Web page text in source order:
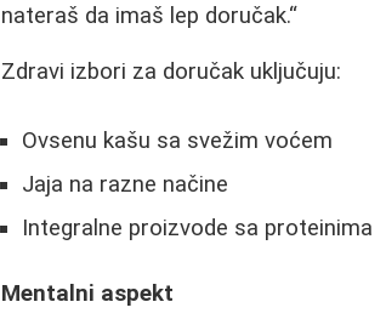
nateraš da imaš lep doručak.
Zdravi izbori za doručak uključuju:
Ovsenu kašu sa svežim voćem
Jaja na razne načine
Integralne proizvode sa proteinima
Mentalni aspekt